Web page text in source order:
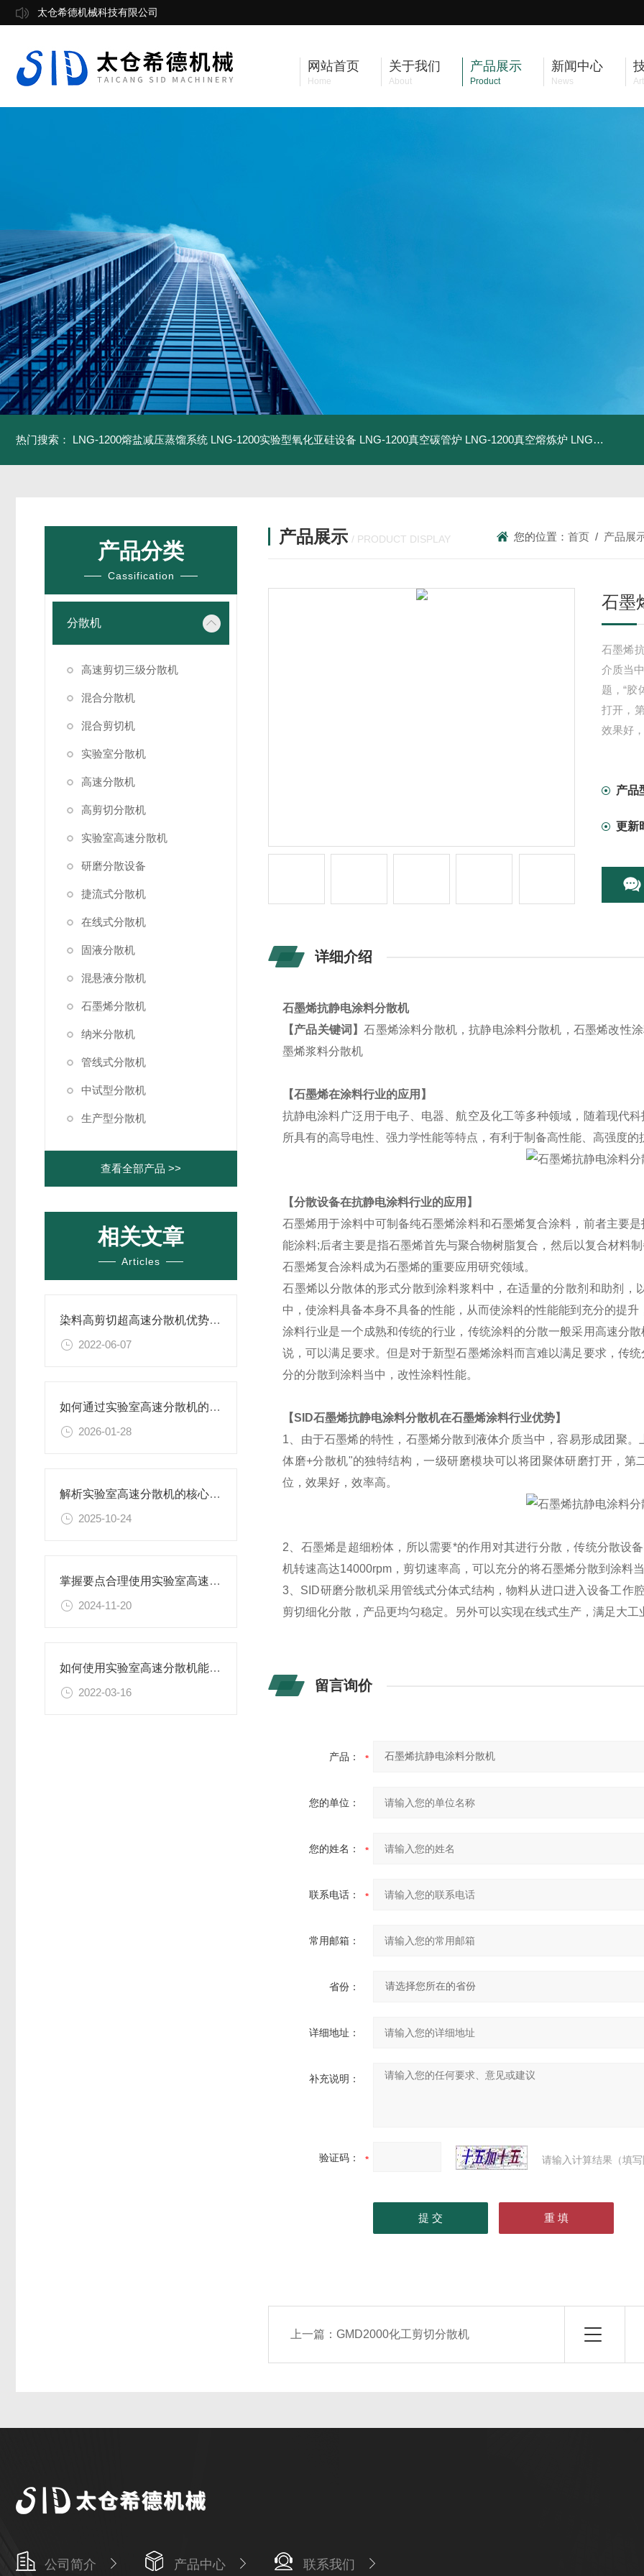
太仓希德机械科技有限公司
网站首页
Home
关于我们
About
产品展示
Product
新闻中心
News
热门搜索： LNG-1200熔盐减压蒸馏系统 LNG-1200实验型氧化亚硅设备 LNG-1200真空碳管炉 LNG-1200真空熔炼炉 LNG-1200真空热压炉
产品分类
Cassification
分散机
高速剪切三级分散机
混合分散机
混合剪切机
实验室分散机
高速分散机
高剪切分散机
实验室高速分散机
研磨分散设备
捷流式分散机
在线式分散机
固液分散机
混悬液分散机
石墨烯分散机
纳米分散机
管线式分散机
中试型分散机
生产型分散机
查看全部产品 >>
相关文章
Articles
染料高剪切超高速分散机优势体现在哪些方面？
2022-06-07
如何通过实验室高速分散机的工艺参数优化提升产品分散细度与稳定性
2026-01-28
解析实验室高速分散机的核心构造及原理
2025-10-24
掌握要点合理使用实验室高速分散机
2024-11-20
如何使用实验室高速分散机能保证其良好工作状态？
2022-03-16
产品展示 / PRODUCT DISPLAY 您的位置：首页 / 产品展
石墨
石墨烯
介质当
题，“胶
打开，
效果好
产品
更新
详细介绍
石墨烯抗静电涂料分散机
【产品关键词】石墨烯涂料分散机，抗静电涂料分散机，石墨烯改性
墨烯浆料分散机
【石墨烯在涂料行业的应用】
抗静电涂料广泛用于电子、电器、航空及化工等多种领域，随着现代
所具有的高导电性、强力学性能等特点，有利于制备高性能、高强度的
【分散设备在抗静电涂料行业的应用】
石墨烯用于涂料中可制备纯石墨烯涂料和石墨烯复合涂料，前者主要
能涂料;后者主要是指石墨烯首先与聚合物树脂复合，然后以复合材料
石墨烯复合涂料成为石墨烯的重要应用研究领域。
石墨烯以分散体的形式分散到涂料浆料中，在适量的分散剂和助剂
中，使涂料具备本身不具备的性能，从而使涂料的性能能到充分的提升
涂料行业是一个成熟和传统的行业，传统涂料的分散一般采用高速分
说，可以满足要求。但是对于新型石墨烯涂料而言难以满足要求，传
分的分散到涂料当中，改性涂料性能。
【SID石墨烯抗静电涂料分散机在石墨烯涂料行业优势】
1、由于石墨烯的特性，石墨烯分散到液体介质当中，容易形成团聚。
体磨+分散机"的独特结构，一级研磨模块可以将团聚体研磨打开，第
位，效果好，效率高。
2、石墨烯是超细粉体，所以需要*的作用对其进行分散，传统分散设
机转速高达14000rpm，剪切速率高，可以充分的将石墨烯分散到涂料当
3、 SID研磨分散机采用管线式分体式结构，物料从进口进入设备工作
剪切细化分散，产品更均匀稳定。另外可以实现在线式生产，满足大工
留言询价
产品：
您的单位：
您的姓名：
联系电话：
常用邮箱：
省份：
详细地址：
补充说明：
验证码： 请输入计算结果（填
上一篇：GMD2000化工剪切分散机
公司简介 产品中心 联系我们